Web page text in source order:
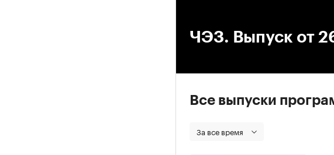
ЧЭЗ. Выпуск от
Все выпуски
За все время